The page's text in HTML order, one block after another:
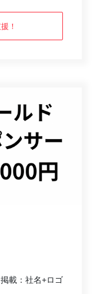
！
載：社名+ロゴ